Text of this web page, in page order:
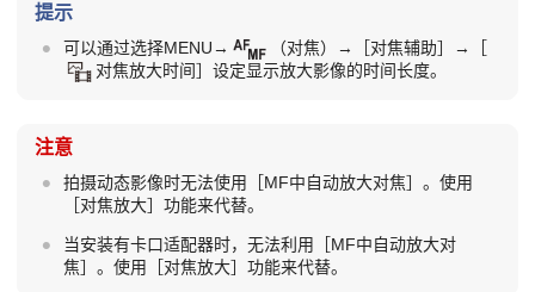
提示
可以通过选择MENU→ （对焦）→ ［对焦辅助］ →
对焦放大时间］设定显示放大影像的时间长度。
注意
拍摄动态影像时无法使用 ［MF中自动放大对焦］ 。使用
［对焦放大］ 功能来代替。
当安装有卡口适配器时，无法利用
［MF中自动放大对
焦］ 。使用 ［对焦放大］ 功能来代替。